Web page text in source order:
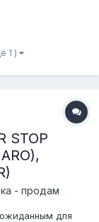
1 )
STOP
- продам
для